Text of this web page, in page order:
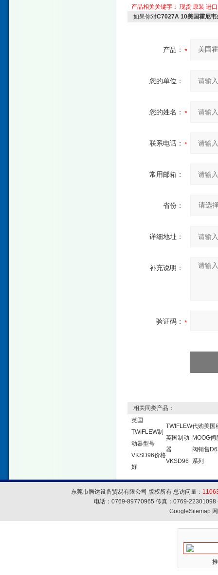
产品相关关键字： 现货 原装 进口
如果你对C7027A 10美国霍尼
产品：
您的单位：
您的姓名：
联系电话：
常用邮箱：
省份：
详细地址：
补充说明：
验证码：
相关同类产品：
英国
TWIFLEW制
动器型号
VKSD96价格
好
TWIFLEW
英国制动
器
VKSD96
代购美国
MOOG伺
阀销售
系列
东莞市腾达设备贸易有限公司 版权所有 总访问量：
电话：0769-89770965 传真：0769-
GoogleSitemap网